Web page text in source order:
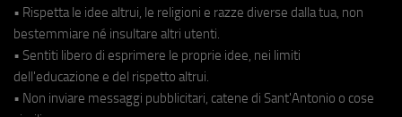
• Rispetta le idee altrui, le religioni e razze diverse dalla tua, non
bestemmiare né insultare altri utenti.
• Sentiti libero di esprimere le proprie idee, nei limiti
dell'educazione e del rispetto altrui.
• Non inviare messaggi pubblicitari, catene di Sant'Antonio o cose